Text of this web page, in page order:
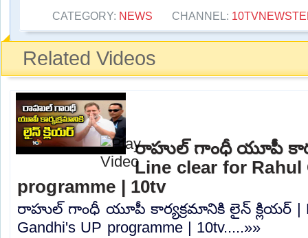
CATEGORY: NEWS CHANNEL:
Related Videos
రాహుల్ గాంధీ యూపీ
Line clear for Rahul
programme | 10tv
రాహుల్ గాంధీ యూపీ కార్యక్రమానికి లైన్ క్లియర్ |
Gandhi's UP programme | 10tv.....»»